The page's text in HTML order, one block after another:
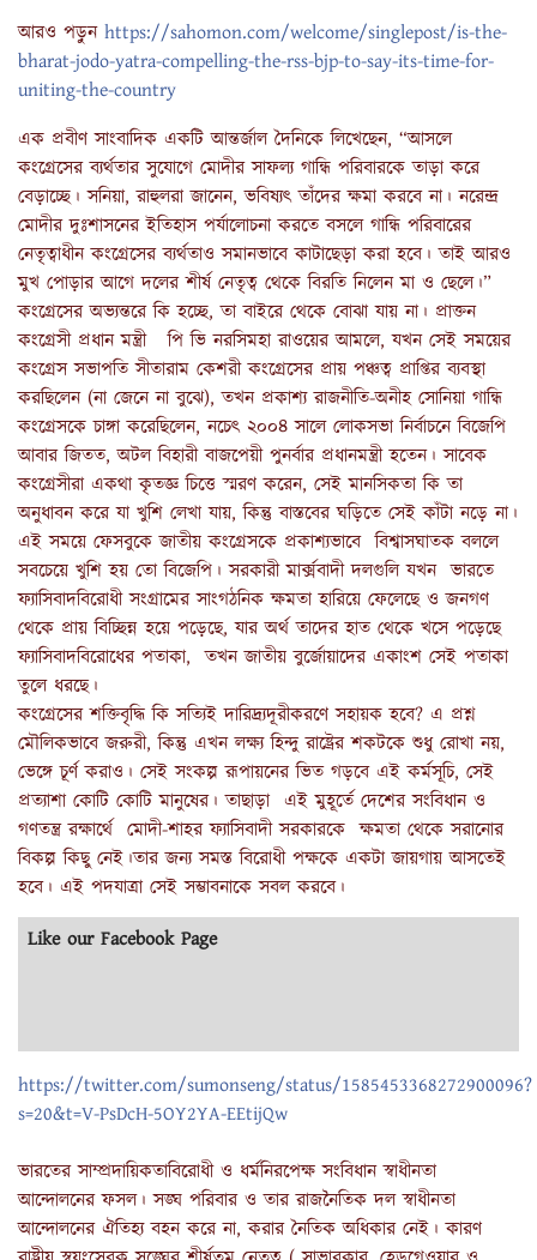
আরও পড়ুন https://sahomon.com/welcome/singlepost/is-the-
bharat-jodo-yatra-compelling-the-rss-bjp-to-say-its-time-for-
uniting-the-country
এক প্রবীণ সাংবাদিক একটি আন্তর্জাল দৈনিকে লিখেছেন, “আসলে
কংগ্রেসের ব্যর্থতার সুযোগে মোদীর সাফল্য গান্ধি পরিবারকে তাড়া করে
বেড়াচ্ছে। সনিয়া, রাহুলরা জানেন, ভবিষ্যৎ তাঁদের ক্ষমা করবে না। নরেন্দ্র
মোদীর দুঃশাসনের ইতিহাস পর্যালোচনা করতে বসলে গান্ধি পরিবারের
নেতৃত্বাধীন কংগ্রেসের ব্যর্থতাও সমানভাবে কাটাছেড়া করা হবে। তাই আরও
মুখ পোড়ার আগে দলের শীর্ষ নেতৃত্ব থেকে বিরতি নিলেন মা ও ছেলে।”
কংগ্রেসের অভ্যন্তরে কি হচ্ছে, তা বাইরে থেকে বোঝা যায় না। প্রাক্তন
কংগ্রেসী প্রধান মন্ত্রী পি ভি নরসিমহা রাওয়ের আমলে, যখন সেই সময়ের
কংগ্রেস সভাপতি সীতারাম কেশরী কংগ্রেসের প্রায় পঞ্চত্ব প্রাপ্তির ব্যবস্থা
করছিলেন (না জেনে না বুঝে), তখন প্রকাশ্য রাজনীতি-অনীহ সোনিয়া গান্ধি
কংগ্রেসকে চাঙ্গা করেছিলেন, নচেৎ ২০০৪ সালে লোকসভা নির্বাচনে বিজেপি
আবার জিতত, অটল বিহারী বাজপেয়ী পুনর্বার প্রধানমন্ত্রী হতেন। সাবেক
কংগ্রেসীরা একথা কৃতজ্ঞ চিত্তে স্মরণ করেন, সেই মানসিকতা কি তা
অনুধাবন করে যা খুশি লেখা যায়, কিন্তু বাস্তবের ঘড়িতে সেই কাঁটা নড়ে না।
এই সময়ে ফেসবুকে জাতীয় কংগ্রেসকে প্রকাশ্যভাবে বিশ্বাসঘাতক বললে
সবচেয়ে খুশি হয় তো বিজেপি। সরকারী মার্ক্সবাদী দলগুলি যখন ভারতে
ফ্যাসিবাদবিরোধী সংগ্রামের সাংগঠনিক ক্ষমতা হারিয়ে ফেলেছে ও জনগণ
থেকে প্রায় বিচ্ছিন্ন হয়ে পড়েছে, যার অর্থ তাদের হাত থেকে খসে পড়েছে
ফ্যাসিবাদবিরোধের পতাকা, তখন জাতীয় বুর্জোয়াদের একাংশ সেই পতাকা
তুলে ধরছে।
কংগ্রেসের শক্তিবৃদ্ধি কি সত্যিই দারিদ্র্যদূরীকরণে সহায়ক হবে? এ প্রশ্ন
মৌলিকভাবে জরুরী, কিন্তু এখন লক্ষ্য হিন্দু রাষ্ট্রের শকটকে শুধু রোখা নয়,
ভেঙ্গে চূর্ণ করাও। সেই সংকল্প রূপায়নের ভিত গড়বে এই কর্মসূচি, সেই
প্রত্যাশা কোটি কোটি মানুষের। তাছাড়া এই মুহূর্তে দেশের সংবিধান ও
গণতন্ত্র রক্ষার্থে মোদী-শাহর ফ্যাসিবাদী সরকারকে ক্ষমতা থেকে সরানোর
বিকল্প কিছু নেই।তার জন্য সমস্ত বিরোধী পক্ষকে একটা জায়গায় আসতেই
হবে। এই পদযাত্রা সেই সম্ভাবনাকে সবল করবে।
Like our Facebook Page
https://twitter.com/sumonseng/status/1585453368272900096?
s=20&t=V-PsDcH-5OY2YA-EEtijQw
ভারতের সাম্প্রদায়িকতাবিরোধী ও ধর্মনিরপেক্ষ সংবিধান স্বাধীনতা
আন্দোলনের ফসল। সঙ্ঘ পরিবার ও তার রাজনৈতিক দল স্বাধীনতা
আন্দোলনের ঐতিহ্য বহন করে না, করার নৈতিক অধিকার নেই। কারণ